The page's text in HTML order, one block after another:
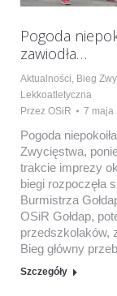
Pogoda
zawiodła…
Aktualności, Bieg
Lekkoatletyczna
Przez OSiR 7 maja
Pogoda
Zwycięstwa,
trakcie imprezy
biegi rozpoczęła
Burmistrza
OSiR Gołdap,
przedszkolaków,
Bieg główny
Szczegóły